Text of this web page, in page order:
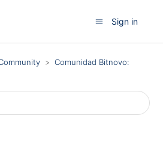
Sign in
Comunidad Bitnovo: